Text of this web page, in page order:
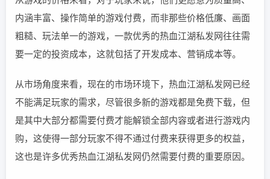
内涵丰富、操作简单的游戏付费，而非那些价格低廉、画面
粗糙、玩法单一的游戏，一款优秀的热血江湖私发网往往需
要一定的投资成本，这就包括了开发成本、营销成本等。
从市场角度来看，现在的市场环境下，热血江湖私发网已经
不能满足玩家的需求，尽管很多新的游戏都是免费下载，但
是其中大部分都需要付费才能解锁全部内容或者进行游戏内
购，这使得一部分玩家不得不通过付费来获得更多的权益，
这也是许多优秀热血江湖私发网仍然需要付费的重要原因。